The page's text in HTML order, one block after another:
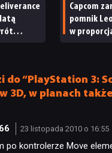
Capcom
pomnik
w
do “PlayStation 3:
3D, w planach
23 listopada 2010 o 16:55
po kontrolerze Move